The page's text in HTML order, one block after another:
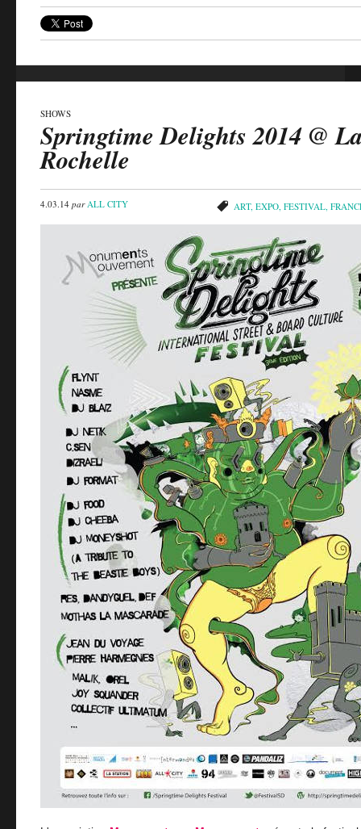
SHOWS
Springtime Delights 2014 @
Rochelle
4.03.14 par ALL CITY ART, EXPO FESTIVAL